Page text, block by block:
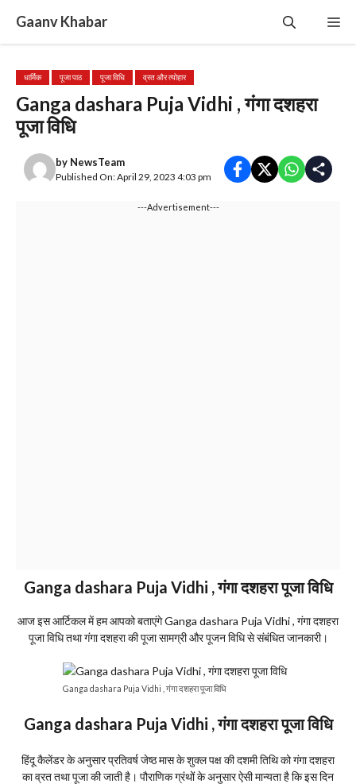
content
Gaanv Khabar
धार्मिक पूजा पाठ पूजा विधि व्रत और त्योहार
Ganga dashara Puja Vidhi , गंगा दशहरा
पूजा विधि
by NewsTeam
Published On: April 29, 2023 4:03 pm
---Advertisement---
Ganga dashara Puja Vidhi , गंगा दशहरा पूजा विधि
आज इस आर्टिकल में हम आपको बताएंगे Ganga dashara Puja Vidhi , गंगा दशहरा
पूजा विधि तथा गंगा दशहरा की पूजा सामग्री और पूजन विधि से संबंधित जानकारी।
Ganga dashara Puja Vidhi , गंगा दशहरा पूजा विधि
Ganga dashara Puja Vidhi , गंगा दशहरा पूजा विधि
हिंदू कैलेंडर के अनुसार प्रतिवर्ष जेष्ठ मास के शुक्ल पक्ष की दशमी तिथि को गंगा दशहरा
का व्रत तथा पूजा की जाती है। पौराणिक ग्रंथों के अनुसार ऐसी मान्यता है कि इस दिन